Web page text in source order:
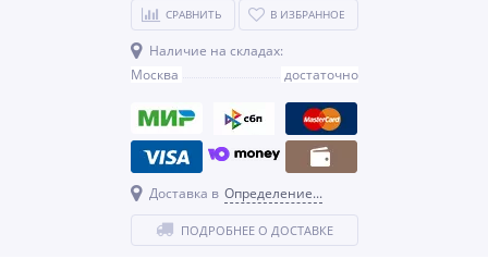
СРАВНИТЬ В ИЗБРАННОЕ
Наличие на складах:
Москва
достаточно
Доставка в Определение...
ПОДРОБНЕЕ О ДОСТАВКЕ